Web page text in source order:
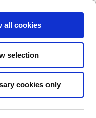
all cookies
selection
cookies only
Kundvagn (0)
Brands